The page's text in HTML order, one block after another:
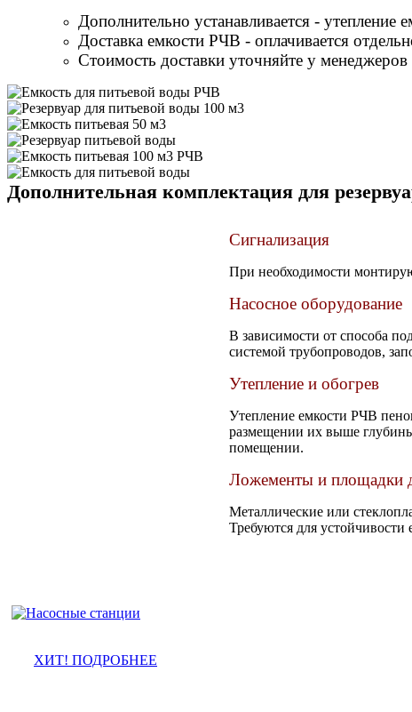
Дополнительно устанавливается -
Доставка емкости РЧВ - оплачивается
Стоимость доставки уточняйте у
Дополнительная комплектация для
Сигнализация
При необходимости
Насосное оборудование
В зависимости от способа
системой трубопроводов,
Утепление и обогрев
Утепление емкости РЧВ
размещении их выше
помещении.
Ложементы и площадки
Металлические или
Требуются для устойчивости
ХИТ! ПОДРОБНЕЕ